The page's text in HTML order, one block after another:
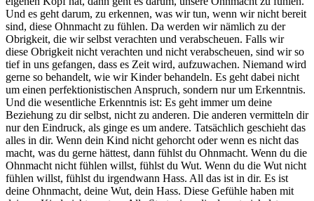
Und es geht darum, zu erkennen, was wir tun, wenn wir nicht bereit
sind, diese Ohnmacht zu fühlen. Da werden wir nämlich zu der
Obrigkeit, die wir selbst verachten und verabscheuen. Falls wir
diese Obrigkeit nicht verachten und nicht verabscheuen, sind wir so
tief in uns gefangen, dass es Zeit wird, aufzuwachen. Niemand wird
gerne so behandelt, wie wir Kinder behandeln. Es geht dabei nicht
um einen perfektionistischen Anspruch, sondern nur um Erkenntnis.
Und die wesentliche Erkenntnis ist: Es geht immer um deine
Beziehung zu dir selbst, nicht zu anderen. Die anderen vermitteln dir
nur den Eindruck, als ginge es um andere. Tatsächlich geschieht das
alles in dir. Wenn dein Kind nicht gehorcht oder wenn es nicht das
macht, was du gerne hättest, dann fühlst du Ohnmacht. Wenn du die
Ohnmacht nicht fühlen willst, fühlst du Wut. Wenn du die Wut nicht
fühlen willst, fühlst du irgendwann Hass. All das ist in dir. Es ist
deine Ohnmacht, deine Wut, dein Hass. Diese Gefühle haben mit